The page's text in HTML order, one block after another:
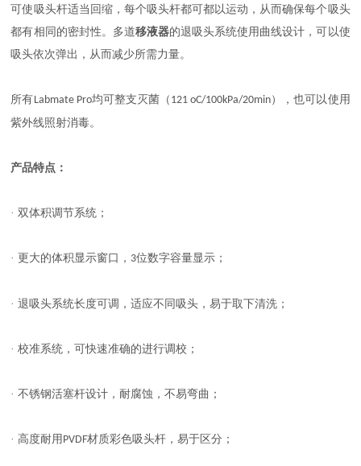
可使吸头杆适当回缩，每个吸头杆都可都以运动，从而确保每个吸头
都有相同的密封性。多道移液器的退吸头系统使用曲线设计，可以使
吸头依次弹出，从而减少所需力量。
所有Labmate Pro均可整支灭菌（ 121 oC/100kPa/20min），也可以使用
紫外线照射消毒。
产品特点：
· 双体积调节系统；
· 更大的体积显示窗口， 3位数字容量显示；
· 退吸头系统长度可调，适应不同吸头，易于取下清洗；
· 校准系统，可快速准确的进行调校；
· 不锈钢活塞杆设计，耐腐蚀，不易弯曲；
· 高度耐用 PVDF材质彩色吸头杆，易于区分；